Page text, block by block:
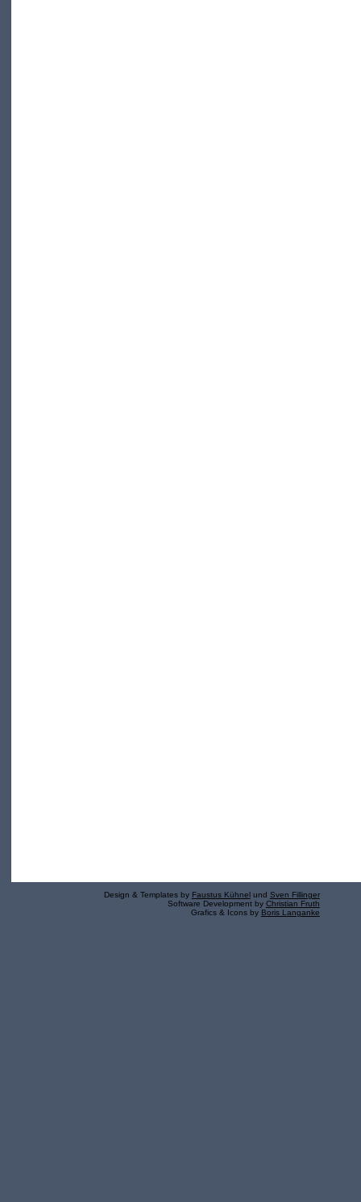
Design & Templates by Faustus Kühnel und Sven Fillinger
Software Development by Christian Fruth
Grafics & Icons by Boris Langanke